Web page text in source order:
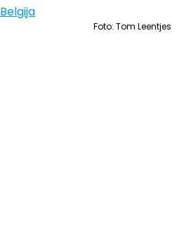
Belgija
Foto: Tom Leentjes